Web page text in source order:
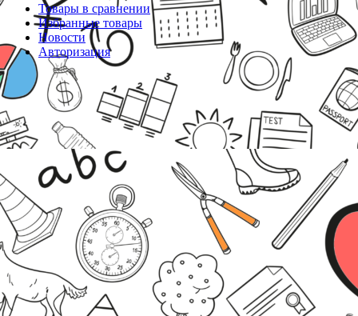
Товары в сравнении
Избранные товары
Новости
Авторизация